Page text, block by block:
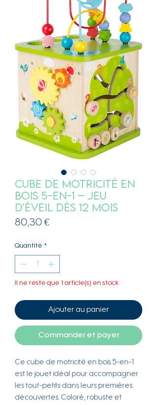
Cube de motricité en
bois 5-en-1 – Jeu
d’éveil dès 12 mois
80,30 €Prix
Quantité *
Il ne reste que 1 article(s) en stock
Ajouter au panier
Commander et payer
Ce cube de motricité en bois 5-en-1
est le jouet idéal pour accompagner
les tout-petits dans leurs premières
découvertes. Coloré, robuste et